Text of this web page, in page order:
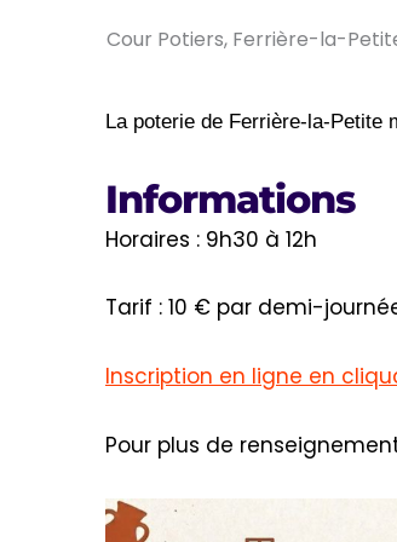
Cour Potiers, Ferrière-la-
La poterie de Ferrière-la-Petite
Informations
Horaires : 9h30 à 12h
Tarif : 10 € par demi-
Inscription en ligne en
Pour plus de